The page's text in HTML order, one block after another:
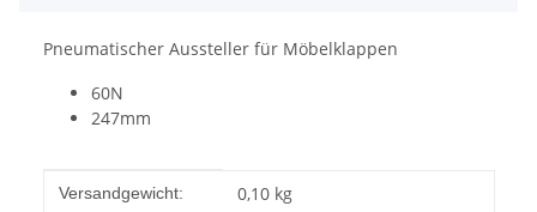
Pneumatischer Aussteller für Möbelklappen
60N
247mm
Produkteigenschaft
Wert
Versandgewicht: 0,10 kg